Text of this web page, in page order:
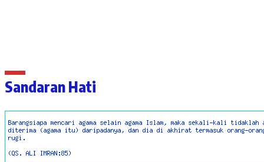
Sandaran Hati